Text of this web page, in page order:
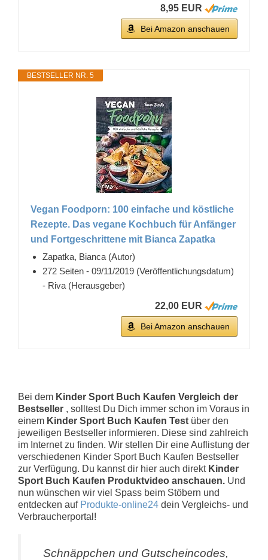
8,95 EUR
Bei Amazon anschauen
BESTSELLER NR. 5
Vegan Foodporn: 100 einfache und köstliche
Rezepte. Das vegane Kochbuch für Anfänger
und Fortgeschrittene mit Bianca Zapatka
Zapatka, Bianca (Autor)
272 Seiten - 09/11/2019 (Veröffentlichungsdatum)
- Riva (Herausgeber)
22,00 EUR
Bei Amazon anschauen
Bei dem Kinder Sport Buch Kaufen Vergleich der
Bestseller , solltest Du Dich immer schon im Voraus in
einem Kinder Sport Buch Kaufen Test über den
jeweiligen Bestseller informieren. Diese sind zahlreich
im Internet zu finden. Wir stellen Dir eine Auflistung der
verschiedenen Kinder Sport Buch Kaufen Bestseller
zur Verfügung. Du kannst dir hier auch direkt Kinder
Sport Buch Kaufen Produktvideo anschauen. Und
nun wünschen wir viel Spass beim Stöbern und
entdecken auf Produkte-online24 dein Vergleichs- und
Verbraucherportal!
Schnäppchen und Gutscheincodes,